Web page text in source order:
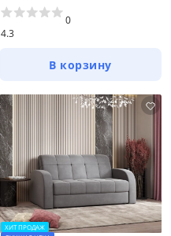
4.3
0
В корзину
ХИТ ПРОДАЖ